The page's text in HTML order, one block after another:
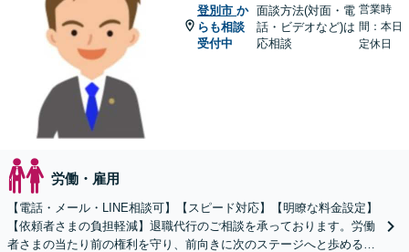
登別市 か
らも相談
受付中
面談方法(対面・電
話・ビデオなど)は
応相談
営業時
間：本日
定休日
労働・雇用
【電話・メール・LINE相談可】【スピード対応】【明瞭な料金設定】
【依頼者さまの負担軽減】退職代行のご相談を承っております。労働
者さまの当たり前の権利を守り、前向きに次のステージへと歩めるよ